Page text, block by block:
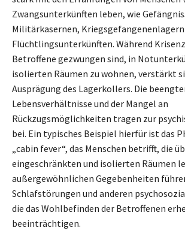
Zwangsunterkünften leben, wie
Militärkasernen,
Flüchtlingsunterkünften. Während
Betroffene gezwungen sind, in
isolierten Räumen zu wohnen, verstärkt
Ausprägung des Lagerkollers. Die
Lebensverhältnisse und der Mangel an
Rückzugsmöglichkeiten tragen zur
bei. Ein typisches Beispiel hierfür ist das
„cabin fever“, das Menschen betrifft, die
eingeschränkten und isolierten Räumen
außergewöhnlichen Gegebenheiten
Schlafstörungen und anderen
die das Wohlbefinden der Betroffenen
beeinträchtigen.